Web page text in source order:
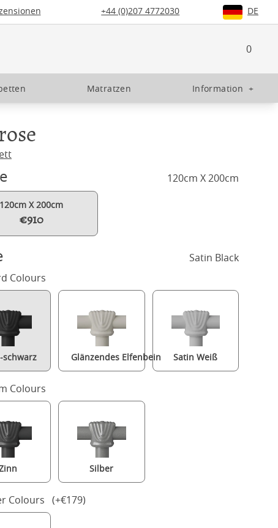
+44 (0)207 4772030 DE
0
Matratzen Information +
Melrose metallbett in schwarz mit Juno matratze
120cm X 200cm
120cm X 200cm
€910
Satin Black
Colours
schwarz Glänzendes Elfenbein Satin Weiß
Colours
Silber
Colours (+€179)